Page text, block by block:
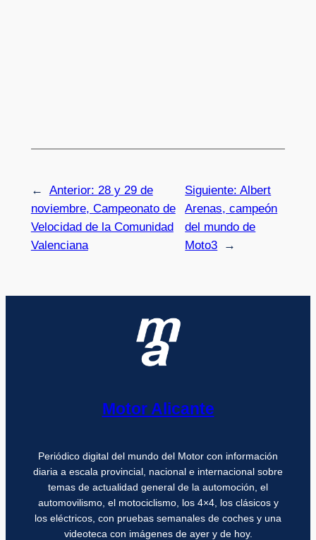
← Anterior: 28 y 29 de
noviembre, Campeonato de
Velocidad de la Comunidad
Valenciana
Siguiente:Albert
Arenas, campeón
del mundo de
Moto3
→
Motor Alicante
Periódico digital del mundo del Motor con información
diaria a escala provincial, nacional e internacional sobre
temas de actualidad general de la automoción, el
automovilismo, el motociclismo, los 4×4, los clásicos y
los eléctricos, con pruebas semanales de coches y una
videoteca con imágenes de ayer y de hoy.